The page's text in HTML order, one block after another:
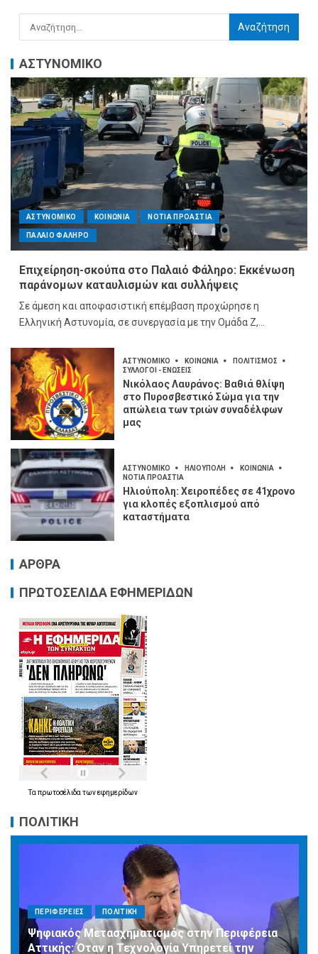
ΑΣΤΥΝΟΜΙΚΟ
ΑΣΤΥΝΟΜΙΚΟ ΚΟΙΝΩΝΙΑ ΝΟΤΙΑ ΠΡΟΑΣΤΙΑ
ΠΑΛΑΙΟ ΦΑΛΗΡΟ
Επιχείρηση-σκούπα στο Παλαιό Φάληρο: Εκκένωση
παράνομων καταυλισμών και συλλήψεις
Σε άμεση και αποφασιστική επέμβαση προχώρησε η
Ελληνική Αστυνομία, σε συνεργασία με την Ομάδα Ζ,...
ΑΣΤΥΝΟΜΙΚΟ ΚΟΙΝΩΝΙΑ
ΠΟΛΙΤΙΣΜΟΣ
ΣΥΛΛΟΓΟΙ - ΕΝΩΣΕΙΣ
Νικόλαος Λαυράνος: Βαθιά θλίψη
στο Πυροσβεστικό Σώμα για την
απώλεια των τριών συναδέλφων
μας
ΑΣΤΥΝΟΜΙΚΟ ΗΛΙΟΥΠΟΛΗ
ΚΟΙΝΩΝΙΑ
ΝΟΤΙΑ ΠΡΟΑΣΤΙΑ
Ηλιούπολη: Χειροπέδες σε 41χρονο
για κλοπές εξοπλισμού από
καταστήματα
ΑΡΘΡΑ
ΠΡΩΤΟΣΕΛΙΔΑ ΕΦΗΜΕΡΙΔΩΝ
Ταπρωτοσέλιδατωνεφημερίδων
ΠΟΛΙΤΙΚΗ
ΠΕΡΙΦΕΡΕΙΕΣ ΠΟΛΙΤΙΚΗ
Ψηφιακός Μετασχηματισμός στην Περιφέρεια
Αττικής: Όταν η Τεχνολογία Υπηρετεί την